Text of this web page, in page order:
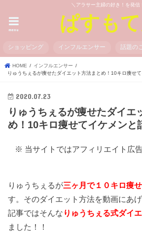
＼アラサー主婦の好き！を発信
ぱすも
menu
ショッピング インフルエンサー 話題の
HOME
インフルエンサー
りゅうちぇるが痩せたダイエット方法まとめ！10キロ痩せ
2020.07.23
りゅうちぇるが痩せたダイエ
め！10キロ痩せてイケメンと
※ 当サイトではアフィリエイト広
りゅうちぇるが三ヶ月で１０キロ痩
す。そのダイエット方法を動画にあ
記事ではそんな りゅうちぇる式ダイ
ました！！